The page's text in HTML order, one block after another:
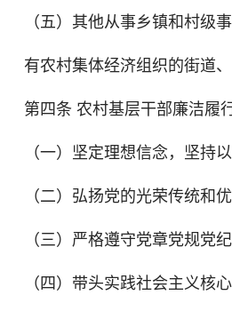
（五）其他从事乡镇和村级事
有农村集体经济组织的街道、
第四条 农村基层干部廉洁履行
（一）坚定理想信念，坚持以
（二）弘扬党的光荣传统和优
（三）严格遵守党章党规党纪
（四）带头实践社会主义核心